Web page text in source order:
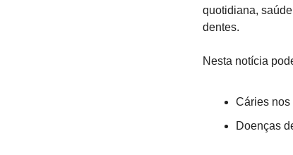
quotidiana,
dentes.
Nesta notícia
Cáries nos
Doenças